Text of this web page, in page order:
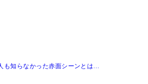
も知らなかった赤面シーンとは…